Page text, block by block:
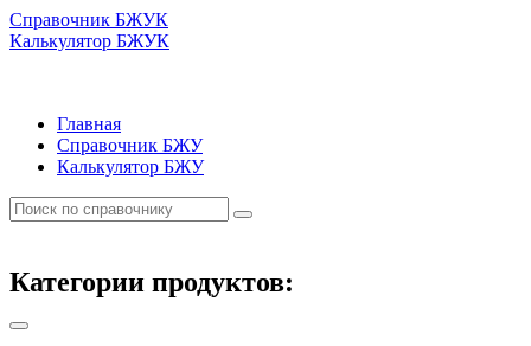
Справочник БЖУК
Калькулятор БЖУК
Главная
Справочник БЖУ
Калькулятор БЖУ
Категории продуктов: